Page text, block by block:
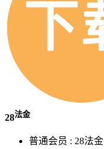
28法金
普通会员 : 28法金